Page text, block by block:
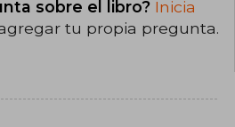
sobre el libro? Inicia
tu propia pregunta.